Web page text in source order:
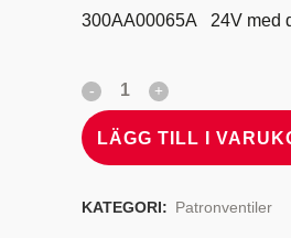
300AA00065A 24V med
LÄGG TILL I
KATEGORI: Patronventiler